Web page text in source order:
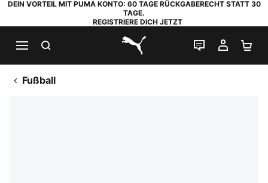
DEIN VORTEIL MIT PUMA KONTO: 60 TAGE RÜCKGABERECHT STATT 30
TAGE.
REGISTRIERE DICH JETZT
PUMA.com
LIVE-CHAT
MEIN
Fußball